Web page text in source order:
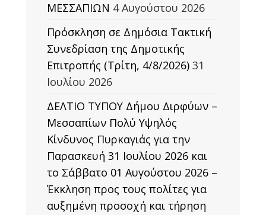
ΜΕΣΣΑΠΙΩΝ 4 Αυγούστου 2026
Πρόσκληση σε Δημόσια Τακτική
Συνεδρίαση της Δημοτικής
Επιτροπής (Τρίτη, 4/8/2026) 31
Ιουλίου 2026
ΔΕΛΤΙΟ ΤΥΠΟΥ Δήμου Διρφύων –
Μεσσαπίων Πολύ Υψηλός
Κίνδυνος Πυρκαγιάς για την
Παρασκευή 31 Ιουλίου 2026 και
το Σάββατο 01 Αυγούστου 2026 –
Έκκληση προς τους πολίτες για
αυξημένη προσοχή και τήρηση